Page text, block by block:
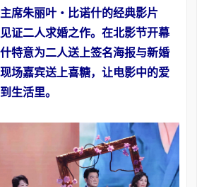
席朱丽叶・比诺什的经典影片
证二人求婚之作。在北影节开幕
特意为二人送上签名海报与新婚
场嘉宾送上喜糖，让电影中的爱
生活里。